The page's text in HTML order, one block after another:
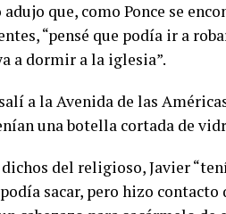
que, como Ponce se
“pensé que podía ir a
a dormir a la iglesia”.
a la Avenida de las
una botella cortada de
del religioso, Javier
sacar, pero hizo